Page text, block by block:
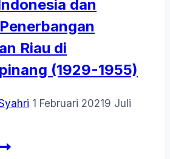
dan
Riau di
(1929-1955)
1 Februari 20219 Juli